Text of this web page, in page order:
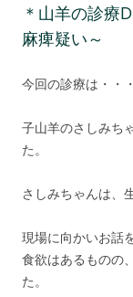
＊山羊の診
麻痺疑い～
今回の診療は・・・
子山羊のさしみち
た。
さしみちゃんは、
現場に向かいお話
食欲はあるものの
た。